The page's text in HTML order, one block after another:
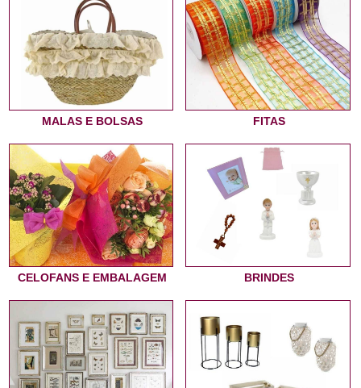
MALAS E BOLSAS FITAS
CELOFANS E EMBALAGEM BRINDES